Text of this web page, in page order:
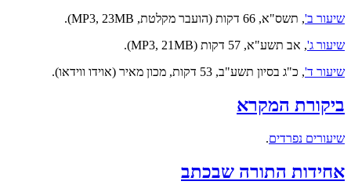
שיעור ב', תשס"א, 66 דקות (הועבר מקלטת, MP3, 23MB).
שיעור ג', אב תשע"א, 57 דקות (MP3, 21MB).
שיעור ד', כ"ג בסיון תשע"ב, 53 דקות, מכון מאיר (אוידו ווידאו).
ביקורת המקרא
שיעורים נפרדים.
אחידות התורה שבכתב